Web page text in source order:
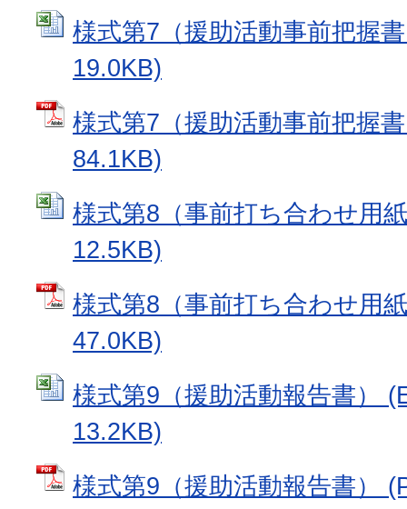
様式第7（援助活動事前把握
19.0KB)
様式第7（援助活動事前把握
84.1KB)
様式第8（事前打ち合わせ用
12.5KB)
様式第8（事前打ち合わせ用
47.0KB)
様式第9（援助活動報告書）
13.2KB)
様式第9（援助活動報告書）